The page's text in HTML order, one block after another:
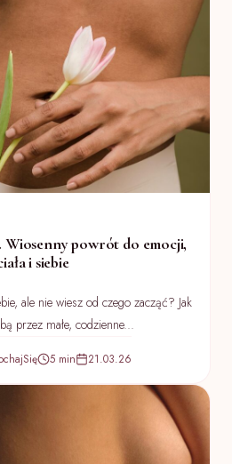
Wiosenny powrót do emocji,
i siebie
ale nie wiesz od czego zacząć? Jak
przez małe, codzienne...
5 min 21.03.26